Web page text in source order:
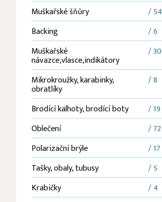
Muškařské šňůry
/ 54
Backing
/ 6
Muškařské
návazce,vlasce,indikátory
/ 30
Mikrokroužky, karabinky,
obratlíky
/ 8
Brodící kalhoty, brodící boty
/ 19
Oblečení
/ 72
Polarizační brýle
/ 17
Tašky, obaly, tubusy
/ 5
Krabičky
/ 4